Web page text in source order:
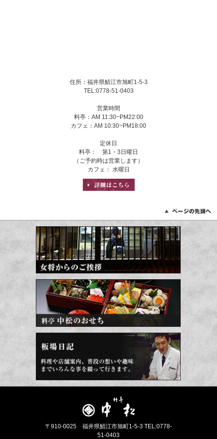
住所：福井県鯖江市旭町1-5-3
TEL:0778-51-0403
営業時間
料亭：AM 11:30~PM22:00
カフェ：AM 10:30~PM18:00
定休日
料亭： 第1・3日曜日
（ご予約時は営業します）
カフェ： 水曜日
〒910-0025 福井県鯖江市旭町1-5-3 TEL:0778-
51-0403